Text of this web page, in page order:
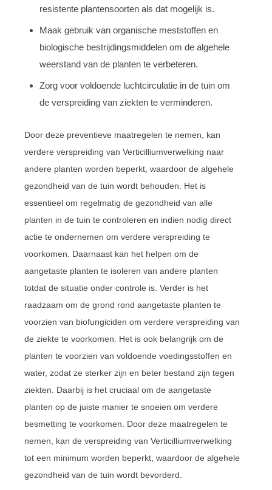
resistente plantensoorten als dat mogelijk is.
Maak gebruik van organische meststoffen en
biologische bestrijdingsmiddelen om de algehele
weerstand van de planten te verbeteren.
Zorg voor voldoende luchtcirculatie in de tuin om
de verspreiding van ziekten te verminderen.
Door deze preventieve maatregelen te nemen, kan
verdere verspreiding van Verticilliumverwelking naar
andere planten worden beperkt, waardoor de algehele
gezondheid van de tuin wordt behouden. Het is
essentieel om regelmatig de gezondheid van alle
planten in de tuin te controleren en indien nodig direct
actie te ondernemen om verdere verspreiding te
voorkomen. Daarnaast kan het helpen om de
aangetaste planten te isoleren van andere planten
totdat de situatie onder controle is. Verder is het
raadzaam om de grond rond aangetaste planten te
voorzien van biofungiciden om verdere verspreiding van
de ziekte te voorkomen. Het is ook belangrijk om de
planten te voorzien van voldoende voedingsstoffen en
water, zodat ze sterker zijn en beter bestand zijn tegen
ziekten. Daarbij is het cruciaal om de aangetaste
planten op de juiste manier te snoeien om verdere
besmetting te voorkomen. Door deze maatregelen te
nemen, kan de verspreiding van Verticilliumverwelking
tot een minimum worden beperkt, waardoor de algehele
gezondheid van de tuin wordt bevorderd.